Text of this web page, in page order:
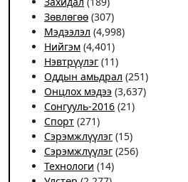
Зөвлөгөө (307)
Мэдээлэл (4,998)
Нийгэм (4,401)
Нэвтрүүлэг (11)
Оддын амьдрал (251)
Онцлох мэдээ (3,637)
Сонгууль-2016 (21)
Спорт (271)
Сэрэмжлүүлэг (15)
Сэрэмжлүүлэг (256)
Технологи (14)